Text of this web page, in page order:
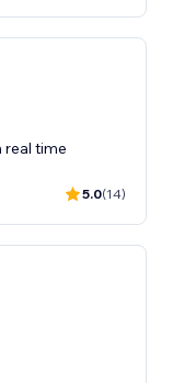
real time
5.0(14)